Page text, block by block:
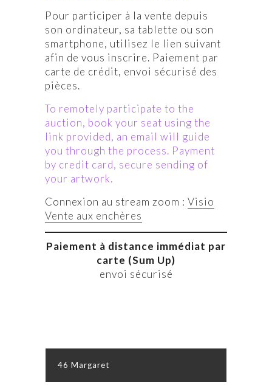
Pour participer à la vente depuis
son ordinateur, sa tablette ou son
smartphone, utilisez le lien suivant
afin de vous inscrire. Paiement par
carte de crédit, envoi sécurisé des
pièces.
To remotely participate to the
auction, book your seat using the
link provided, an email will guide
you through the process. Payment
by credit card, secure sending of
your artwork.
Connexion au stream zoom : Visio
Vente aux enchères
Paiement à distance immédiat par
carte (Sum Up)
envoi sécurisé
46 Margaret